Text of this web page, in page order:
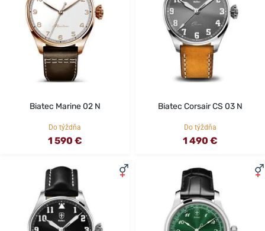
Biatec Marine 02 N
Do týždňa
1 590 €
Biatec Corsair CS 03 N
Do týždňa
1 490 €